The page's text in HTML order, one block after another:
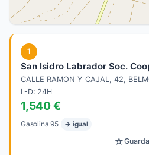
1
San Isidro Labrador Soc.
CALLE RAMON Y CAJAL, 42,
L-D: 24H
1,540 €
Gasolina 95 → igual
☆